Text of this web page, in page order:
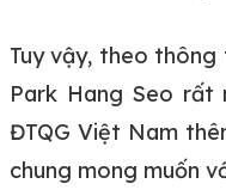
Tuy vậy, theo
Park Hang Seo rất
ĐTQG Việt Nam
chung mong muốn